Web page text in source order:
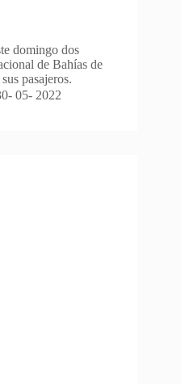
domingo dos
de Bahías de
pasajeros.
05- 2022